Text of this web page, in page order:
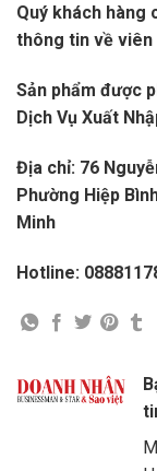
Quý khách hàng
thông tin về
Sản phẩm được
Dịch Vụ Xuất
Địa chỉ: 76
Phường Hiệp
Minh
Hotline: